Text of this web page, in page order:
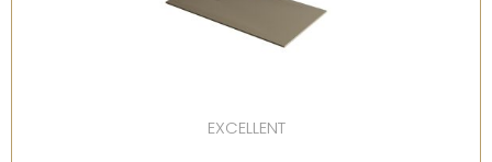
EXCELLENT